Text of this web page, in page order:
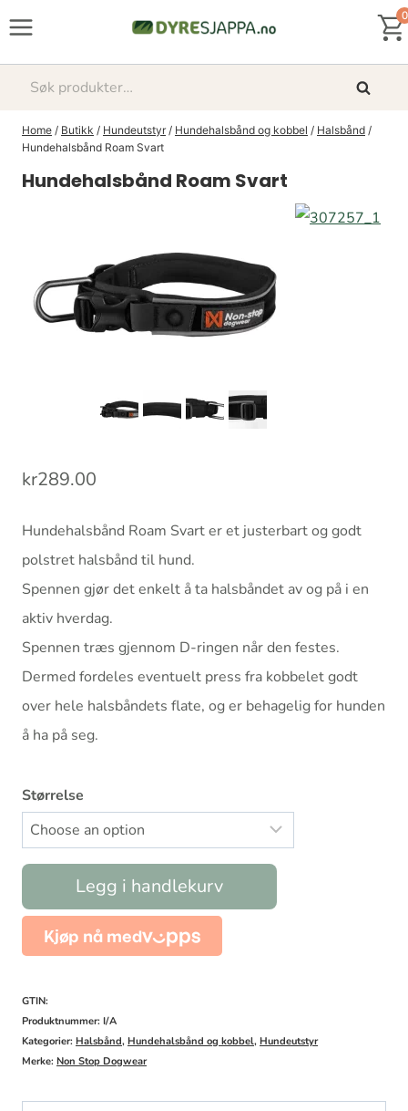
0
Søk
Søk
Home / Butikk / Hundeutstyr / Hundehalsbånd og kobbel / Halsbånd /
Hundehalsbånd Roam Svart
Hundehalsbånd Roam Svart
kr289.00
Hundehalsbånd Roam Svart er et justerbart og godt
polstret halsbånd til hund.
Spennen gjør det enkelt å ta halsbåndet av og på i en
aktiv hverdag.
Spennen træs gjennom D-ringen når den festes.
Dermed fordeles eventuelt press fra kobbelet godt
over hele halsbåndets flate, og er behagelig for hunden
å ha på seg.
Størrelse
Hundehalsbånd
Roam
Svart
Legg i handlekurv
GTIN:
Produktnummer: I/A
Kategorier: Halsbånd, Hundehalsbånd og kobbel, Hundeutstyr
Merke: Non Stop Dogwear